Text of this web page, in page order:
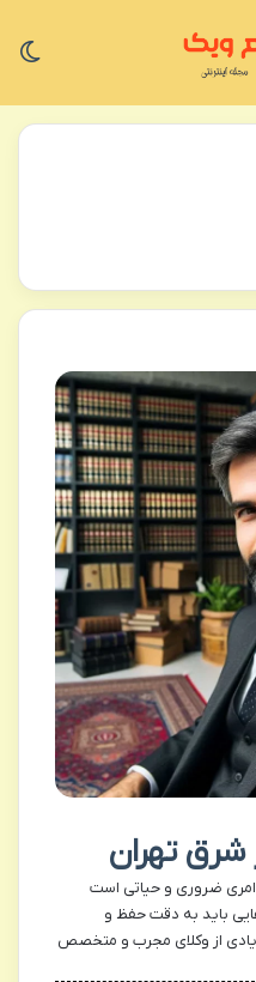
تهران
ضروری و حیاتی است
باید به دقت حفظ و
از وکلای مجرب و متخصص